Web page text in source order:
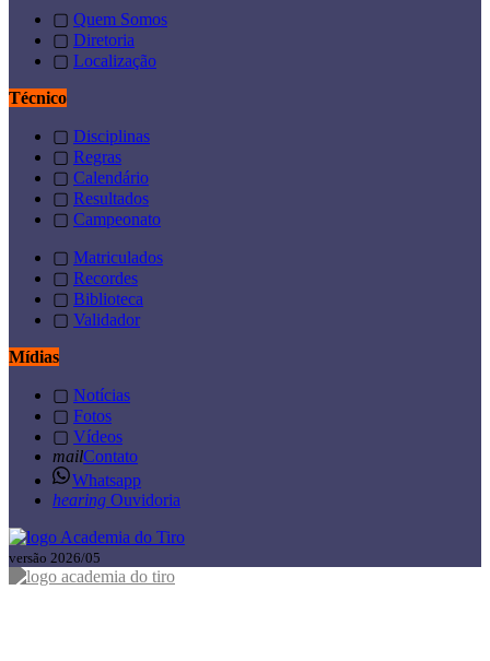
▢ Quem Somos
▢ Diretoria
▢ Localização
Técnico
▢ Disciplinas
▢ Regras
▢ Calendário
▢ Resultados
▢ Campeonato
▢ Matriculados
▢ Recordes
▢ Biblioteca
▢ Validador
Mídias
▢ Notícias
▢ Fotos
▢ Vídeos
mailContato
Whatsapp
hearing Ouvidoria
versão 2026/05